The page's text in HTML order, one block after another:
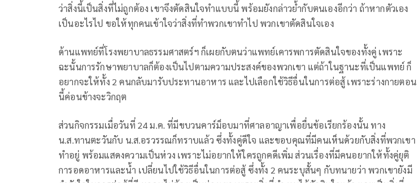
ว่าสิ่งนี้เป็นสิ่งที่ไม่ถูกต้อง เขาจึงตัดสินใจทำแบบนี้ พร้อมยังกล่าวย้ำกับตนเองอีกว่า ถ้าหากตัวเอง
เป็นอะไรไป ขอให้ทุกคนเข้าใจว่าสิ่งที่ทำพวกเขาทำไป พวกเขาตัดสินใจเอง
ด้านแพทย์ที่โรงพยาบาลธรรมศาสตร์ฯ ก็เผยกับตนว่าแพทย์เคารพการตัดสินใจของทั้งคู่ เพราะ
ฉะนั้นการรักษาพยาบาลก็ต้องเป็นไปตามความประสงค์ของพวกเขา แต่ถ้าในฐานะที่เป็นแพทย์ ก็
อยากจะให้ทั้ง 2 คนกลับมารับประทานอาหาร และไปเลือกใช้วิธีอื่นในการต่อสู้ เพราะร่างกายตอน
นี้ค่อนข้างจะวิกฤต
ส่วนกิจกรรมเมื่อวันที่ 24 ม.ค. ที่มีขบวนคาร์ม็อบมาที่ศาลอาญาเพื่อยื่นข้อเรียกร้องนั้น ทาง
น.ส.ทานตะวันกับ น.ส.อรวรรณก็ทราบแล้ว ซึ่งทั้งคู่ดีใจ และขอบคุณที่มีคนเห็นด้วยกับสิ่งที่พวกเขา
ทำอยู่ พร้อมแสดงความเป็นห่วง เพราะไม่อยากให้ใครถูกคดีเพิ่ม ส่วนเรื่องที่มีคนอยากให้ทั้งคู่ยุติ
การอดอาหารและน้ำ เปลี่ยนไปใช้วิธีอื่นในการต่อสู้ ซึ่งทั้ง 2 คนระบุสั้นๆ กับทนายว่า พวกเขายังมี